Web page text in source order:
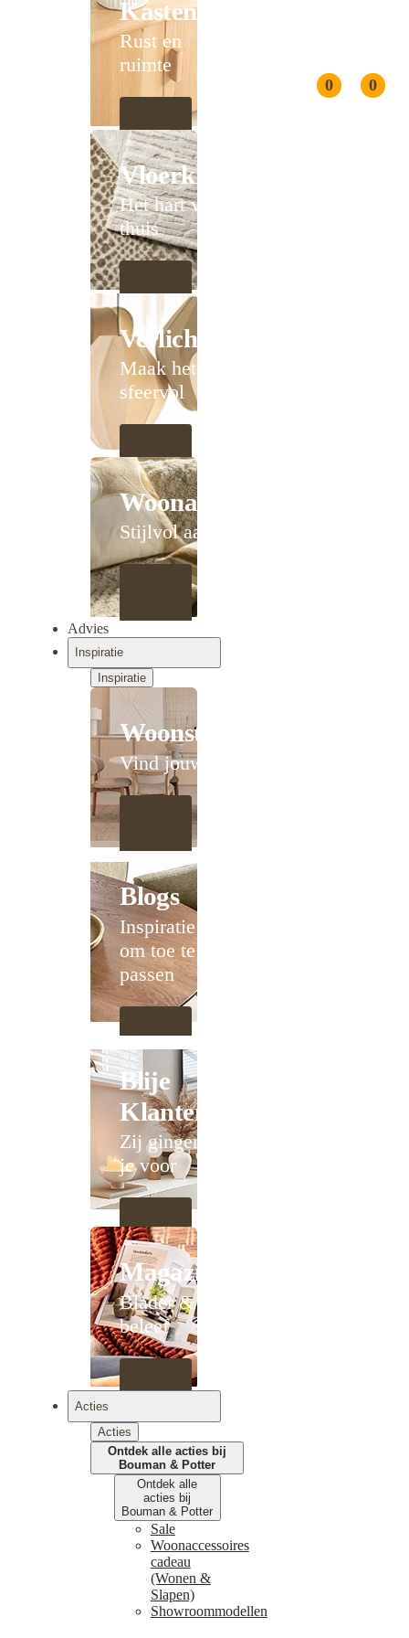
0 0
Kasten
Rust en
ruimte
Vloerkleden
Het hart van
thuis
Verlichting
Maak het
sfeervol
Woonaccessoires
Stijlvol aanschuiven
Advies
Inspiratie
Inspiratie
Woonstijlen
Vind jouw stijl
Blogs
Inspiratie
om toe te
passen
Blije
Klanten
Zij gingen
je voor
Magazines
Blader &
beleef
Acties
Acties
Ontdek alle acties bij
Bouman & Potter
Ontdek alle
acties bij
Bouman & Potter
Sale
Woonaccessoires
cadeau
(Wonen &
Slapen)
Showroommodellen